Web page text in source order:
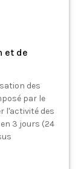
et de
des
par le
l'activité des
3 jours (24